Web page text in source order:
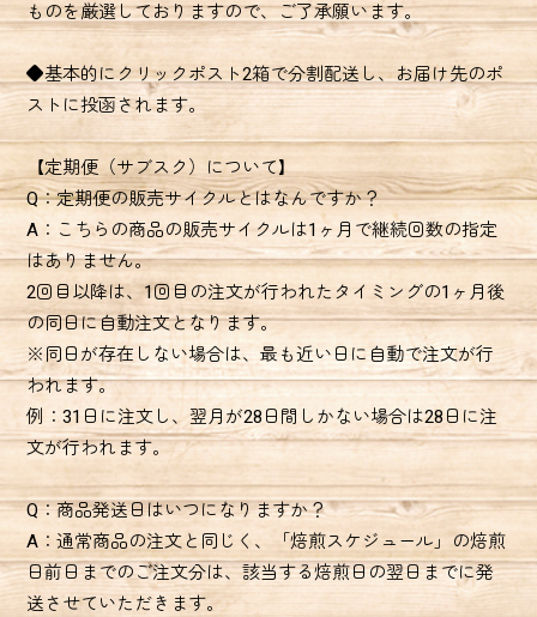
ものを厳選しておりますので、ご了承願います。
◆基本的にクリックポスト2箱で分割配送し、お届け先のポ
ストに投函されます。
【定期便（サブスク）について】
Q：定期便の販売サイクルとはなんですか？
A：こちらの商品の販売サイクルは1ヶ月で継続回数の指定
はありません。
2回目以降は、1回目の注文が行われたタイミングの1ヶ月後
の同日に自動注文となります。
※同日が存在しない場合は、最も近い日に自動で注文が行
われます。
例：31日に注文し、翌月が28日間しかない場合は28日に注
文が行われます。
Q：商品発送日はいつになりますか？
A：通常商品の注文と同じく、「焙煎スケジュール」の焙煎
日前日までのご注文分は、該当する焙煎日の翌日までに発
送させていただきます。